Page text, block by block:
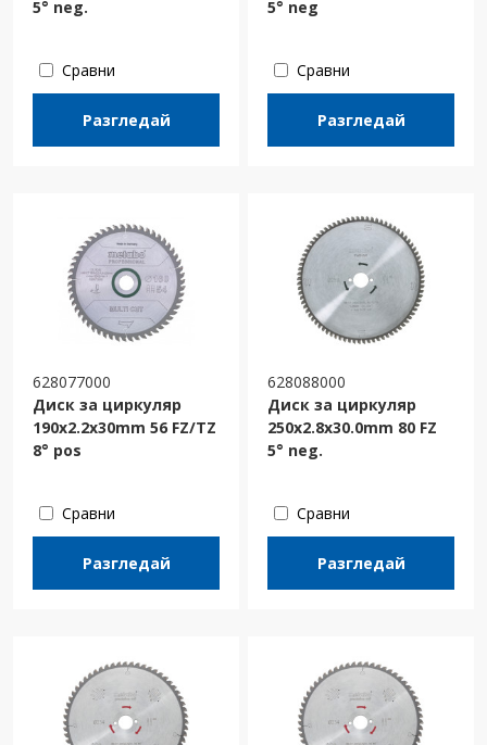
5° neg.
Сравни
Разгледай
5° neg
Сравни
Разгледай
628077000
Диск за циркуляр
190x2.2x30mm 56 FZ/TZ
8° pos
Сравни
Разгледай
628088000
Диск за циркуляр
250х2.8х30.0mm 80 FZ
5° neg.
Сравни
Разгледай